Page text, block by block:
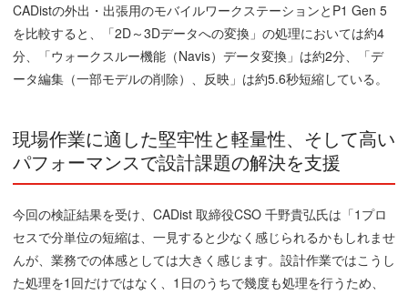
CADistの外出・出張用のモバイルワークステーションとP1 Gen 5
を比較すると、「2D～3Dデータへの変換」の処理においては約4
分、「ウォークスルー機能（Navis）データ変換」は約2分、「デ
ータ編集（一部モデルの削除）、反映」は約5.6秒短縮している。
現場作業に適した堅牢性と軽量性、そして高い
パフォーマンスで設計課題の解決を支援
今回の検証結果を受け、CADist 取締役CSO 千野貴弘氏は「1プロ
セスで分単位の短縮は、一見すると少なく感じられるかもしれませ
んが、業務での体感としては大きく感じます。設計作業ではこうし
た処理を1回だけではなく、1日のうちで幾度も処理を行うため、